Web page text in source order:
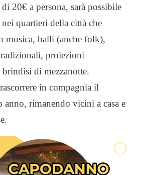
20€ a persona, sarà possibile
nei quartieri della città che
musica, balli (anche folk),
proiezioni
di mezzanotte.
in compagnia il
anno, rimanendo vicini a casa e